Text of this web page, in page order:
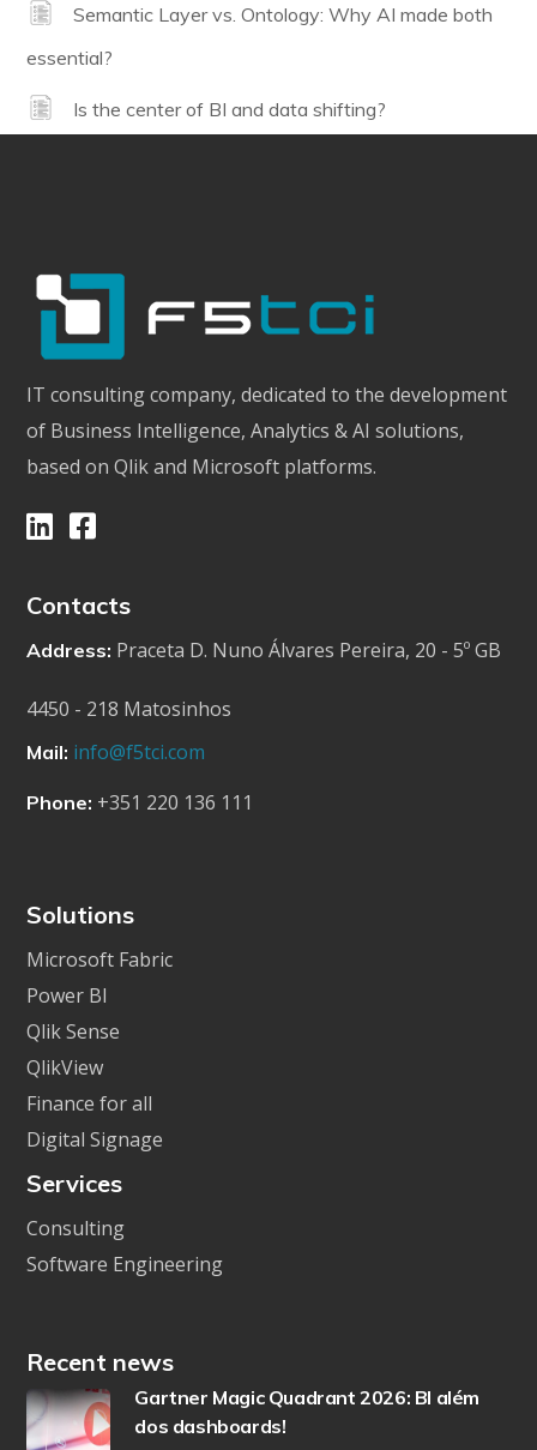
Semantic Layer vs. Ontology: Why AI made both
essential?
Is the center of BI and data shifting?
IT consulting company, dedicated to the development
of Business Intelligence, Analytics & AI solutions,
based on Qlik and Microsoft platforms.
Contacts
Address: Praceta D. Nuno Álvares Pereira, 20 - 5º GB
4450 - 218 Matosinhos
Mail: info@f5tci.com
Phone: +351 220 136 111
Solutions
Microsoft Fabric
Power BI
Qlik Sense
QlikView
Finance for all
Digital Signage
Services
Consulting
Software Engineering
Recent news
Gartner Magic Quadrant 2026: BI além
dos dashboards!